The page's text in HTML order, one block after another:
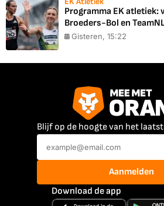
Programma EK atletiek:
Broeders-Bol en
Gisteren, 15:22
Blijf op de hoogte van het
Aanmelden
Download de app